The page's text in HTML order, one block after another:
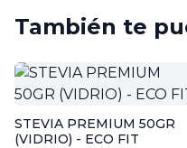
También te
STEVIA PREMIUM 50GR
(VIDRIO) - ECO FIT